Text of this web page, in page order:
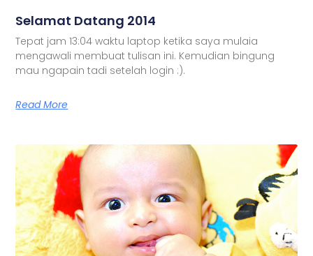
Selamat Datang 2014
Tepat jam 13:04 waktu laptop ketika saya mulaia
mengawali membuat tulisan ini. Kemudian bingung
mau ngapain tadi setelah login :).
Read More